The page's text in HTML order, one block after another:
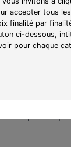
accepter tous
finalité par
ci-dessous,
pour chaque
par un